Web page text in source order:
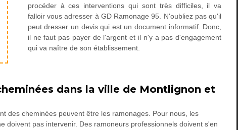
procéder à ces interventions qui sont très difficiles, il va
falloir vous adresser à GD Ramonage 95. N'oubliez pas qu'il
peut dresser un devis qui est un document informatif. Donc,
il ne faut pas payer de l'argent et il n'y a pas d'engagement
qui va naître de son établissement.
dans la ville de Montlignon et
des cheminées peuvent être les ramonages. Pour nous, les
doivent pas intervenir. Des ramoneurs professionnels doivent s'en